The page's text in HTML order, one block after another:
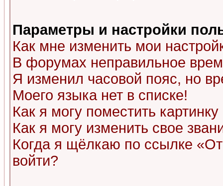
Параметры и настройки
Как мне изменить мои
В форумах неправильное
Я изменил часовой пояс, но
Моего языка нет в списке!
Как я могу поместить
Как я могу изменить свое
Когда я щёлкаю по ссылке
войти?